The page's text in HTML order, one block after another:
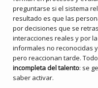
preguntarse si el sistema
resultado es que las
por decisiones que se
interacciones reales y por
informales no reconocidas
pero reaccionan tarde.
incompleta del talento: se
saber activar.